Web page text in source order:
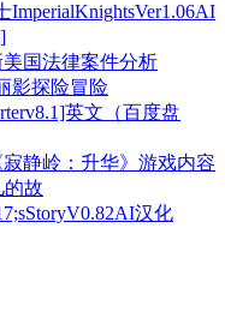
国法律案件分析
影探险冒险
英文（百度盘
静岭：升华》游戏内容
的故
汉化